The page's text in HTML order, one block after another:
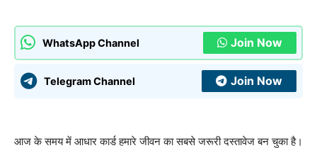
WhatsApp Channel Join Now
Telegram Channel Join Now
आज के समय में आधार कार्ड हमारे जीवन का सबसे जरूरी दस्तावेज बन चुका है।